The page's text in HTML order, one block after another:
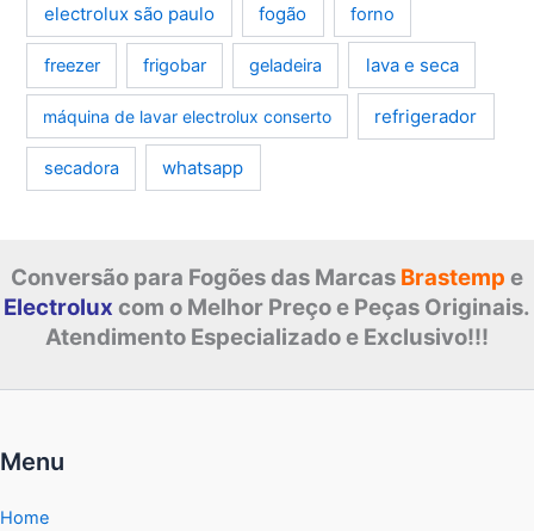
electrolux são paulo fogão forno
freezer frigobar geladeira lava e seca
máquina de lavar electrolux conserto refrigerador
secadora whatsapp
Conversão para Fogões das Marcas Brastemp e
Electrolux com o Melhor Preço e Peças Originais.
Atendimento Especializado e Exclusivo!!!
Menu
Home